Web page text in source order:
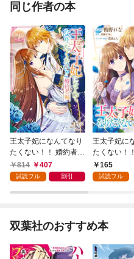
同じ作者の本
王太子妃になんてなり
たくない！！ 婚約者
編: 1【電子限定描き下
ろしマンガ付き】
814 407
試読フル 割引
王太子妃に
たくない！
編 【連載版
165
試読フル
双葉社のおすすめ本